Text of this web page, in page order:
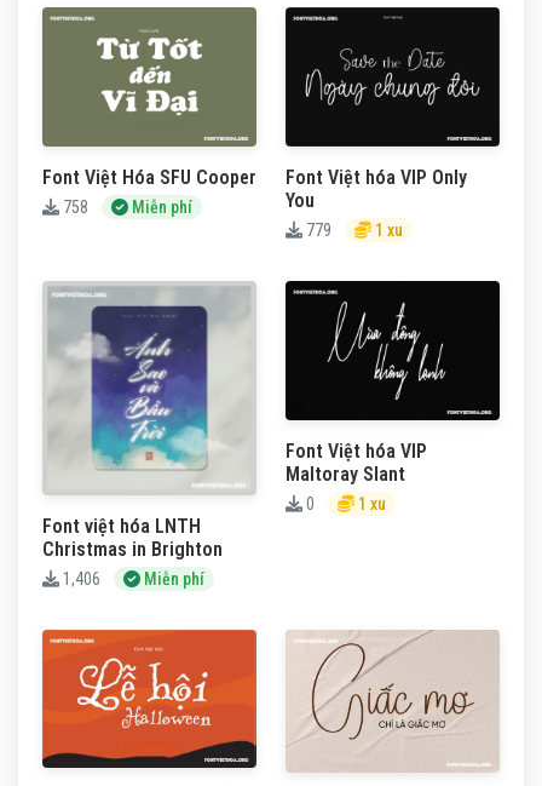
Font Việt Hóa SFU Cooper
758 Miễn phí
Font Việt hóa VIP Only
You
779 1 xu
Font việt hóa LNTH
Christmas in Brighton
1,406 Miễn phí
Font Việt hóa VIP
Maltoray Slant
0 1 xu